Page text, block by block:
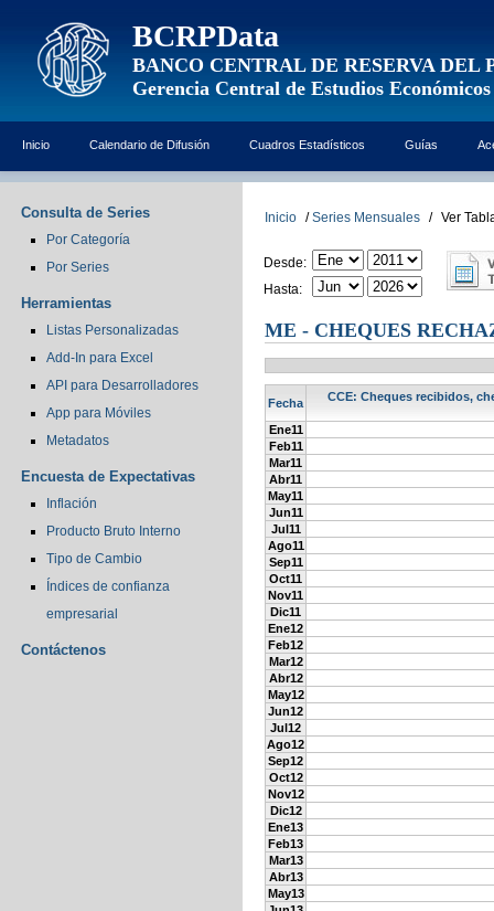
BCRPData
BANCO CENTRAL DE RESERVA DEL
Gerencia Central de Estudios Económicos
Inicio Calendario de Difusión Cuadros Estadísticos Guías
Consulta de Series
Por Categoría
Por Series
Herramientas
Listas Personalizadas
Add-In para Excel
API para Desarrolladores
App para Móviles
Metadatos
Encuesta de Expectativas
Inflación
Producto Bruto Interno
Tipo de Cambio
Índices de confianza
empresarial
Contáctenos
Inicio / Series Mensuales / Ver
Desde:
Hasta:
ME - CHEQUES
Fecha CCE: Cheques recibidos,
Ene11
Feb11
Mar11
Abr11
May11
Jun11
Jul11
Ago11
Sep11
Oct11
Nov11
Dic11
Ene12
Feb12
Mar12
Abr12
May12
Jun12
Jul12
Ago12
Sep12
Oct12
Nov12
Dic12
Ene13
Feb13
Mar13
Abr13
May13